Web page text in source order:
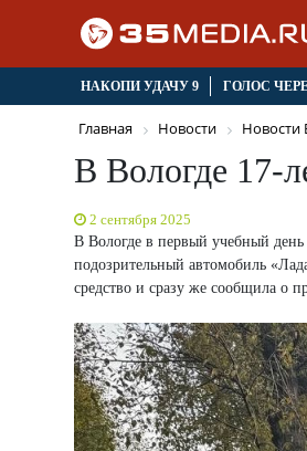
НАКОПИ УДАЧУ 9 ГОЛОС
Главная Новости Новости
В Вологде 17-
2 сентября 2025
В Вологде в первый учебный
подозрительный автомобиль
средство и сразу же сообщила о